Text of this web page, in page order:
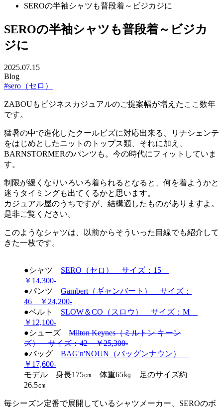
SEROの半袖シャツも普段着～ビジカジに
SEROの半袖シャツも普段着～ビジカ
ジに
2025.07.15
Blog
#sero（セロ）
ZABOUもビジネスカジュアルのご提案幅が増えたここ数年
です。
猛暑の中で進化したクールビズに対応出来る、リナシェンテ
をはじめとしたニットのトップス類、それに加え、
BARNSTORMERのパンツも。今の時代にフィットしていま
す。
制限が緩くなりいろいろ着られるとなると、何を着ようかと
迷うタイミングも出てくるかと思います。
カジュアル屋のうちですが、結構適したものがありますよ。
是非ご覧ください。
このようなシャツは、以前からそういった目線でも紹介して
きた一枚です。
●シャツ SERO（セロ） サイズ：15
￥14,300-
●パンツ Gambert（ギャンバート） サイズ：
46 ￥24,200-
●ベルト SLOW＆CO（スロウ） サイズ：M
￥12,100-
●シューズ Milton Keynes（ミルトン キーン
ズ） サイズ：42 ￥25,300-
●バッグ BAG'n'NOUN（バッグンナウン）
￥17,600-
モデル 身長175㎝ 体重65㎏ 足のサイズ約
26.5㎝
毎シーズン定番で展開しているシャツメーカー、SEROのボ